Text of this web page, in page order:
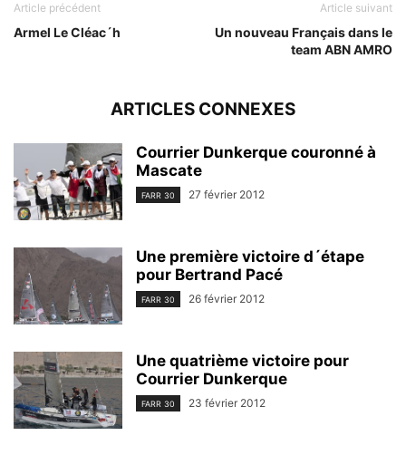
Article précédent
Armel Le Cléac´h
Article suivant
Un nouveau Français dans le
team ABN AMRO
ARTICLES CONNEXES
Courrier Dunkerque couronné à
Mascate
FARR 30 27 février 2012
Une première victoire d´étape
pour Bertrand Pacé
FARR 30 26 février 2012
Une quatrième victoire pour
Courrier Dunkerque
FARR 30 23 février 2012